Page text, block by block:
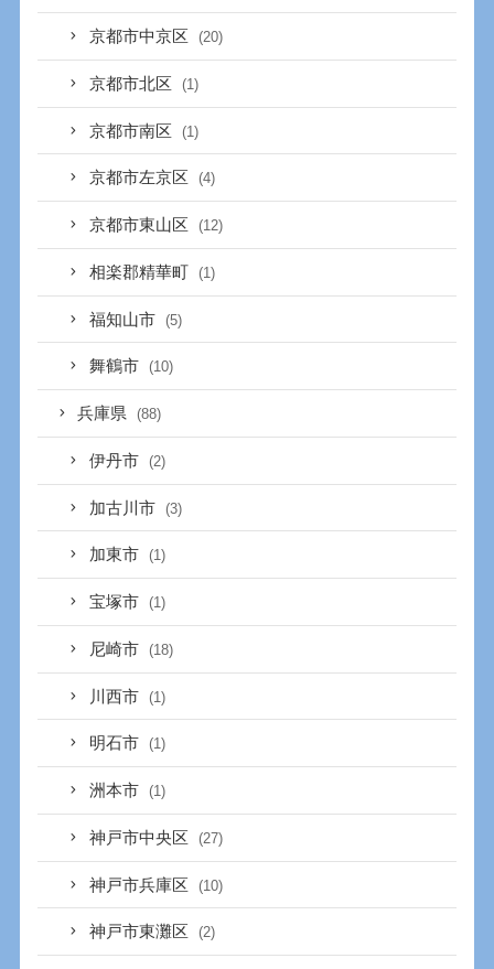
京都市中京区 (20)
京都市北区 (1)
京都市南区 (1)
京都市左京区 (4)
京都市東山区 (12)
相楽郡精華町 (1)
福知山市 (5)
舞鶴市 (10)
兵庫県 (88)
伊丹市 (2)
加古川市 (3)
加東市 (1)
宝塚市 (1)
尼崎市 (18)
川西市 (1)
明石市 (1)
洲本市 (1)
神戸市中央区 (27)
神戸市兵庫区 (10)
神戸市東灘区 (2)